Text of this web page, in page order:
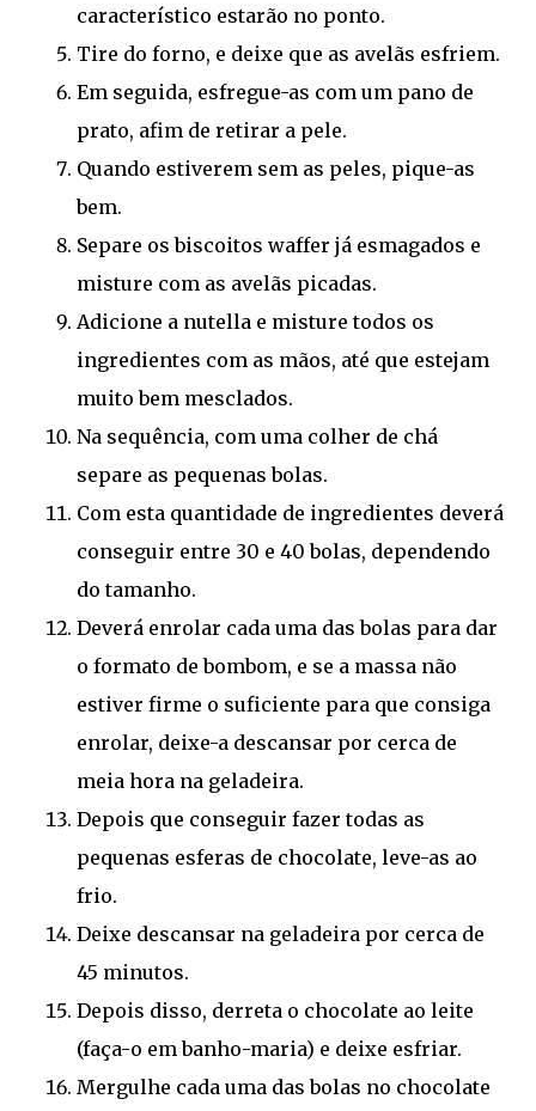
característico estarão no ponto.
Tire do forno, e deixe que as avelãs esfriem.
Em seguida, esfregue-as com um pano de
prato, afim de retirar a pele.
Quando estiverem sem as peles, pique-as
bem.
Separe os biscoitos waffer já esmagados e
misture com as avelãs picadas.
Adicione a nutella e misture todos os
ingredientes com as mãos, até que estejam
muito bem mesclados.
Na sequência, com uma colher de chá
separe as pequenas bolas.
Com esta quantidade de ingredientes deverá
conseguir entre 30 e 40 bolas, dependendo
do tamanho.
Deverá enrolar cada uma das bolas para dar
o formato de bombom, e se a massa não
estiver firme o suficiente para que consiga
enrolar, deixe-a descansar por cerca de
meia hora na geladeira.
Depois que conseguir fazer todas as
pequenas esferas de chocolate, leve-as ao
frio.
Deixe descansar na geladeira por cerca de
45 minutos.
Depois disso, derreta o chocolate ao leite
(faça-o em banho-maria) e deixe esfriar.
Mergulhe cada uma das bolas no chocolate